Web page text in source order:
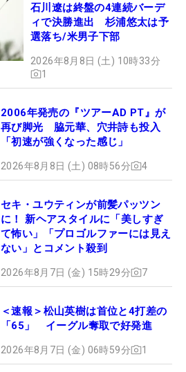
石川遼は終盤の4連続バーデ
ィで決勝進出 杉浦悠太は予
選落ち/米男子下部
2026年8月8日 (土) 10時33分
1
2006年発売の『ツアーAD PT』が
再び脚光 脇元華、穴井詩も投入
「初速が強くなった感じ」
2026年8月8日 (土) 08時56分 4
セキ・ユウティンが前髪パッツン
に！ 新ヘアスタイルに「美しすぎ
て怖い」「プロゴルファーには見え
ない」とコメント殺到
2026年8月7日 (金) 15時29分 7
＜速報＞松山英樹は首位と4打差の
「65」 イーグル奪取で好発進
2026年8月7日 (金) 06時59分 1